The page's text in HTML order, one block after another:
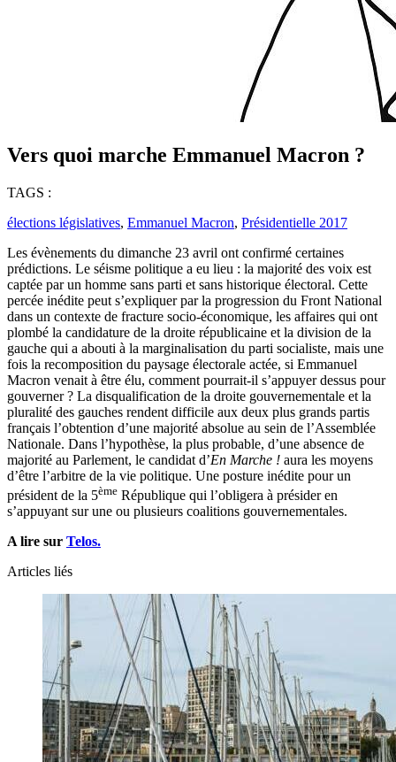
Vers quoi marche Emmanuel Macron ?
TAGS :
élections législatives, Emmanuel Macron, Présidentielle 2017
Les évènements du dimanche 23 avril ont confirmé certaines
prédictions. Le séisme politique a eu lieu : la majorité des voix est
captée par un homme sans parti et sans historique électoral. Cette
percée inédite peut s’expliquer par la progression du Front National
dans un contexte de fracture socio-économique, les affaires qui ont
plombé la candidature de la droite républicaine et la division de la
gauche qui a abouti à la marginalisation du parti socialiste, mais une
fois la recomposition du paysage électorale actée, si Emmanuel
Macron venait à être élu, comment pourrait-il s’appuyer dessus pour
gouverner ? La disqualification de la droite gouvernementale et la
pluralité des gauches rendent difficile aux deux plus grands partis
français l’obtention d’une majorité absolue au sein de l’Assemblée
Nationale. Dans l’hypothèse, la plus probable, d’une absence de
majorité au Parlement, le candidat d’En Marche ! aura les moyens
d’être l’arbitre de la vie politique. Une posture inédite pour un
président de la 5ème République qui l’obligera à présider en
s’appuyant sur une ou plusieurs coalitions gouvernementales.
A lire sur Telos.
Articles liés